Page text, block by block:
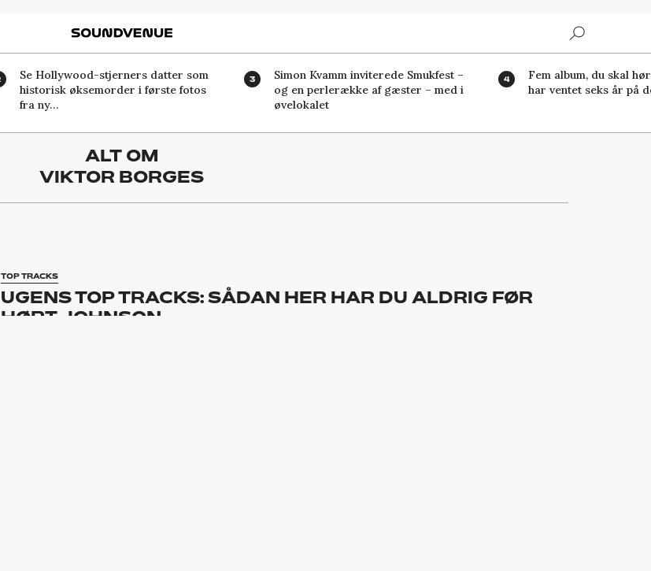
Se Hollywood-stjerners datter som
historisk øksemorder i første fotos
fra ny…
Simon Kvamm inviterede Smukfest –
og en perlerække af gæster – med i
øvelokalet
Fem album, du skal
har ventet seks år på
ALT OM
VIKTOR BORGES
TOP TRACKS
UGENS TOP TRACKS: SÅDAN HER HAR DU ALDRIG FØR
HØRT JOHNSON